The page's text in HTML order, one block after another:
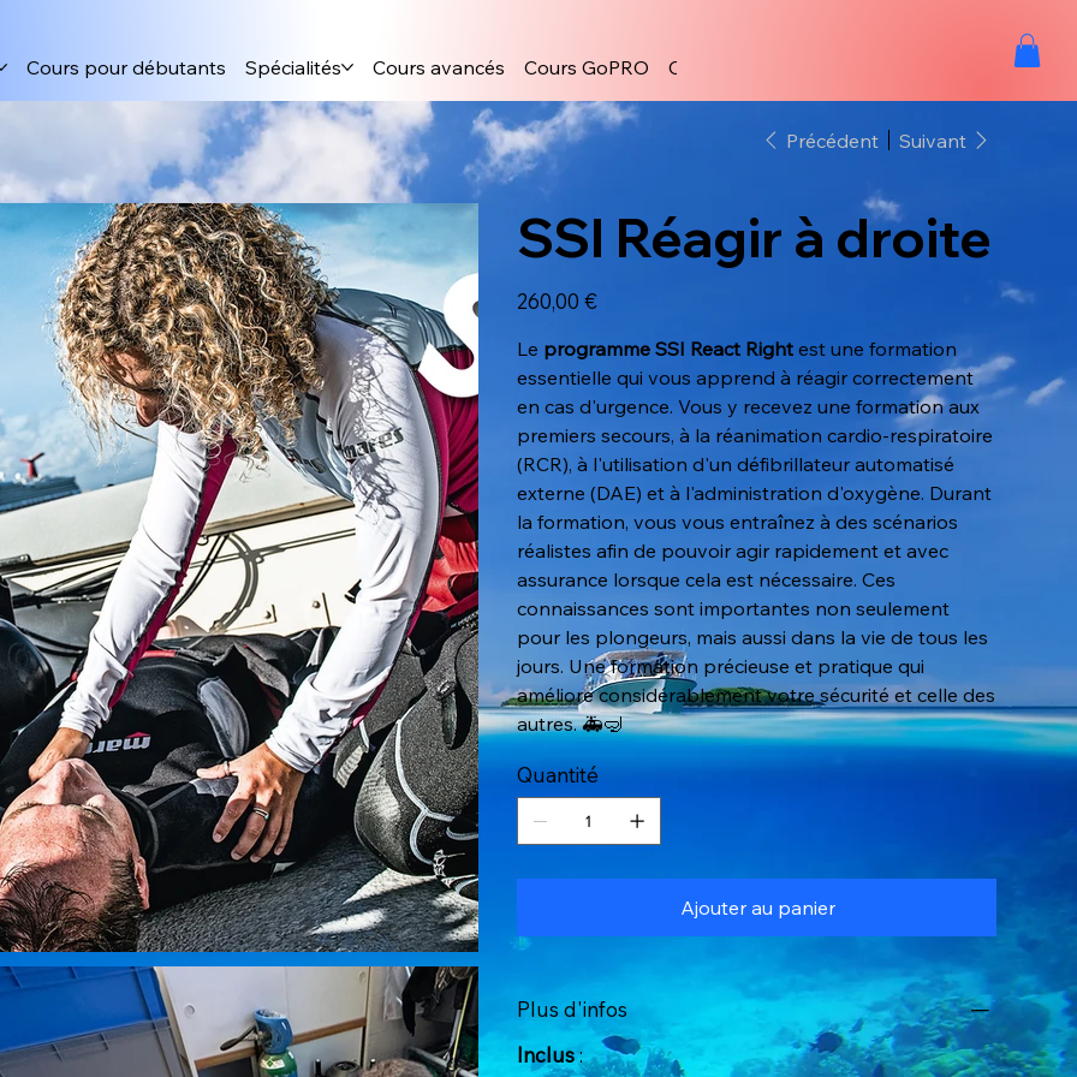
Cours pour débutants Spécialités Cours avancés Cours GoPRO Contact
Précédent Suivant
SSI Réagir à droite
Prix
260,00 €
Le programme SSI React Rightest une formation
essentielle qui vous apprend à réagir correctement
en cas d'urgence. Vous y recevez une formation aux
premiers secours, à la réanimation cardio-respiratoire
(RCR), à l'utilisation d'un défibrillateur automatisé
externe (DAE) et à l'administration d'oxygène. Durant
la formation, vous vous entraînez à des scénarios
réalistes afin de pouvoir agir rapidement et avec
assurance lorsque cela est nécessaire. Ces
connaissances sont importantes non seulement
pour les plongeurs, mais aussi dans la vie de tous les
jours. Une formation précieuse et pratique qui
améliore considérablement votre sécurité et celle des
autres. 🚑🤿
Quantité
Ajouter au panier
Plus d'infos
Inclus: